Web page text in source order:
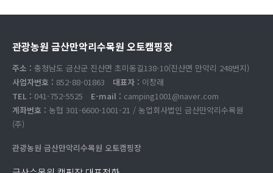
관광농원 금산만악리수목원 오토캠핑장
주소 : 충청남도 금산군 진산면 초미동길138-10(진산면 만악리 248번지)
사업자번호 : 852-88-01863 대표자 : 이창래
TEL : 041-752-5525 E-mail : camping1001@naver.com
계좌번호 : 농협 301-6600-1001-21 / 농업회사법인 금산만악리수목원
(주)
관광농원 금산만악리수목원 오토캠핑장